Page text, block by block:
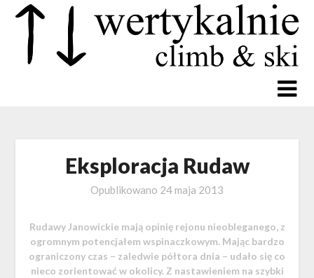
Eksploracja Rudaw
Opublikowano 24 maja 2013
Rudawy Janowickie mają opinię rejonu nieobleganego, z
ogromnym potencjałem wspinaczkowym. Mając bardzo
ograniczony czas – zaledwie półtora dnia – udało się co
nieco zorientować w okolicy. Z nastawieniem na szybki